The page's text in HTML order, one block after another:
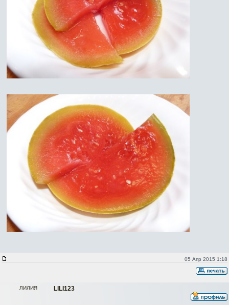
05 Апр 2015 1:18
LILI123
ЛИЛИЯ